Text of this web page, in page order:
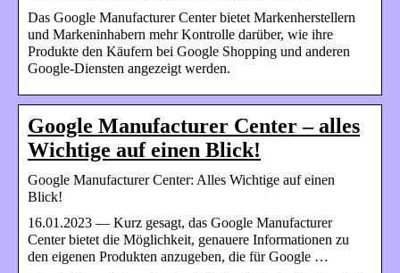
Das Google Manufacturer Center bietet Markenherstellern
und Markeninhabern mehr Kontrolle darüber, wie ihre
Produkte den Käufern bei Google Shopping und anderen
Google-Diensten angezeigt werden.
Google Manufacturer Center – alles
Wichtige auf einen Blick!
Google Manufacturer Center: Alles Wichtige auf einen
Blick!
16.01.2023 — Kurz gesagt, das Google Manufacturer
Center bietet die Möglichkeit, genauere Informationen zu
den eigenen Produkten anzugeben, die für Google …